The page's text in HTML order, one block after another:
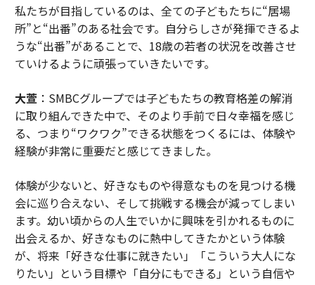
私たちが目指しているのは、全ての子どもたちに“居場
所”と“出番”のある社会です。自分らしさが発揮できるよ
うな“出番”があることで、18歳の若者の状況を改善させ
ていけるように頑張っていきたいです。
大萱：SMBCグループでは子どもたちの教育格差の解消
に取り組んできた中で、そのより手前で日々幸福を感じ
る、つまり“ワクワク”できる状態をつくるには、体験や
経験が非常に重要だと感じてきました。
体験が少ないと、好きなものや得意なものを見つける機
会に巡り合えない、そして挑戦する機会が減ってしまい
ます。幼い頃からの人生でいかに興味を引かれるものに
出会えるか、好きなものに熱中してきたかという体験
が、将来「好きな仕事に就きたい」「こういう大人にな
りたい」という目標や「自分にもできる」という自信や